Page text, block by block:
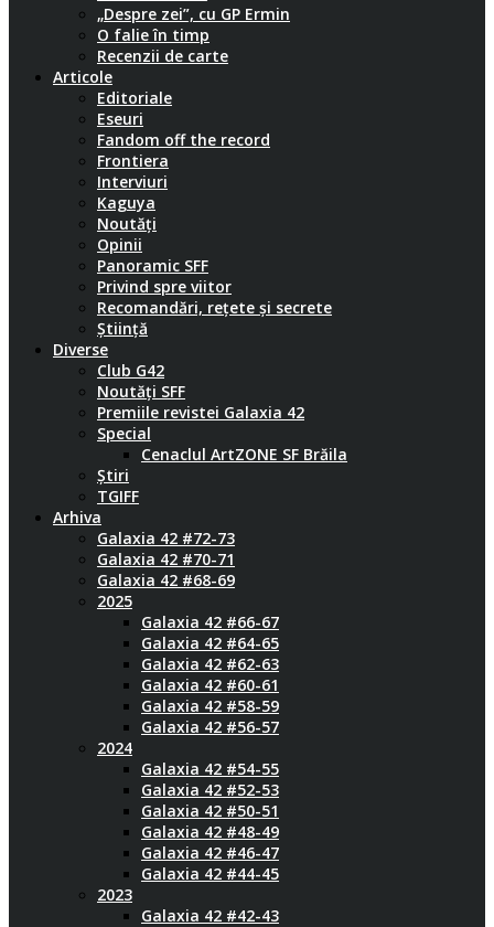
„Despre zei”, cu GP Ermin
O falie în timp
Recenzii de carte
Articole
Editoriale
Eseuri
Fandom off the record
Frontiera
Interviuri
Kaguya
Noutăți
Opinii
Panoramic SFF
Privind spre viitor
Recomandări, rețete și secrete
Știință
Diverse
Club G42
Noutăți SFF
Premiile revistei Galaxia 42
Special
Cenaclul ArtZONE SF Brăila
Știri
TGIFF
Arhiva
Galaxia 42 #72-73
Galaxia 42 #70-71
Galaxia 42 #68-69
2025
Galaxia 42 #66-67
Galaxia 42 #64-65
Galaxia 42 #62-63
Galaxia 42 #60-61
Galaxia 42 #58-59
Galaxia 42 #56-57
2024
Galaxia 42 #54-55
Galaxia 42 #52-53
Galaxia 42 #50-51
Galaxia 42 #48-49
Galaxia 42 #46-47
Galaxia 42 #44-45
2023
Galaxia 42 #42-43